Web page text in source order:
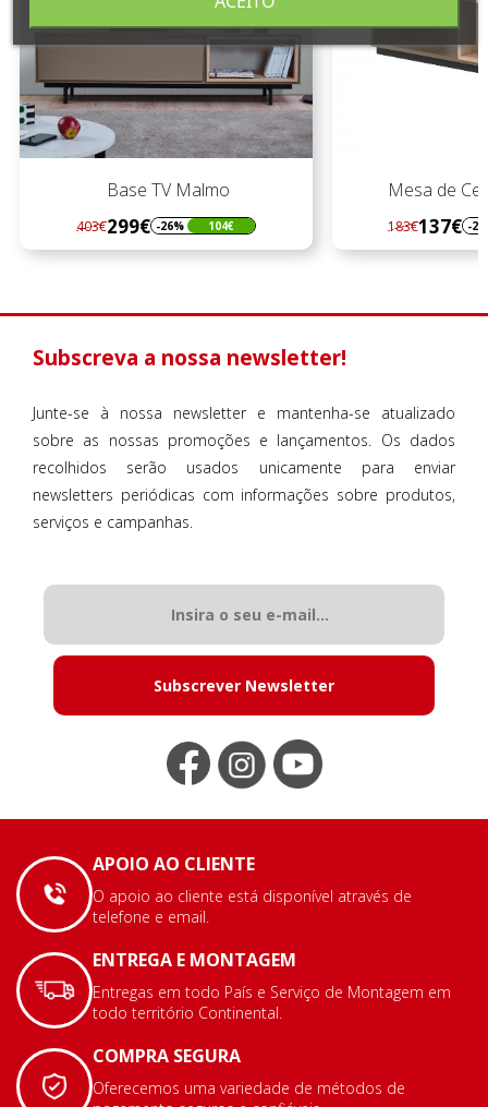
Base TV Malmo
Regular
preço
403€299€
Preço -26% 104€
Mesa de
Regular
preço
183€137€
Preço -
Subscreva a nossa newsletter!
Junte-se à nossa newsletter e mantenha-se atualizado
sobre as nossas promoções e lançamentos. Os dados
recolhidos serão usados unicamente para enviar
newsletters periódicas com informações sobre produtos,
serviços e campanhas.
Subscrever Newsletter
APOIO AO CLIENTE
O apoio ao cliente está disponível através de
telefone e email.
ENTREGA E MONTAGEM
Entregas em todo País e Serviço de Montagem em
todo território Continental.
COMPRA SEGURA
Oferecemos uma variedade de métodos de